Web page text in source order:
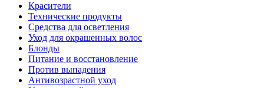
Красители
Технические продукты
Средства для осветления
Уход для окрашенных волос
Блонды
Питание и восстановление
Против выпадения
Антивозрастной уход